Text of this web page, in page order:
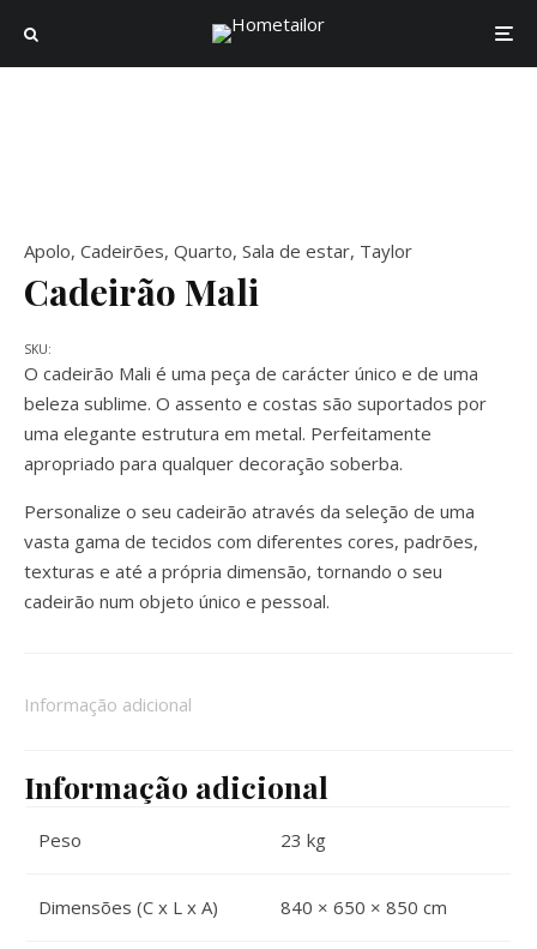
Apolo, Cadeirões, Quarto, Sala de estar, Taylor
Cadeirão Mali
O cadeirão Mali é uma peça de carácter único e de uma
beleza sublime. O assento e costas são suportados por
uma elegante estrutura em metal. Perfeitamente
apropriado para qualquer decoração soberba.
Personalize o seu cadeirão através da seleção de uma
vasta gama de tecidos com diferentes cores, padrões,
texturas e até a própria dimensão, tornando o seu
cadeirão num objeto único e pessoal.
SKU:
Informação adicional
Informação adicional
Peso 23 kg
Dimensões (C x L x A) 840 × 650 × 850 cm